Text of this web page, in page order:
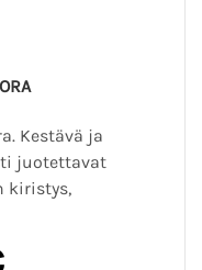
Kestävä ja
juotettavat
kiristys,